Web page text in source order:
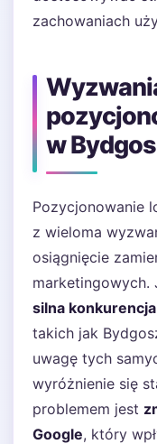
zachowaniach
w
Pozycjonowanie
z wieloma
osiągnięcie
marketingowych.
silna konkurencja
takich jak
uwagę tych
wyróżnienie się
problemem jest
Google, który